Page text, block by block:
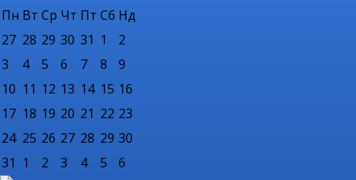
Пн Вт Ср Чт Пт Сб Нд
27 28 29 30 31 1
2
3
4 5 6 7 8
9
10 11 12 13 14 15 16
17 18 19 20 21 22 23
24 25 26 27 28 29 30
31 1 2 3 4 5 6